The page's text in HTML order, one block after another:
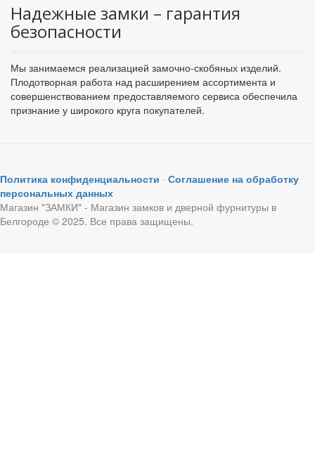
Надежные замки – гарантия
безопасности
Мы занимаемся реализацией замочно-скобяных изделий.
Плодотворная работа над расширением ассортимента и
совершенствованием предоставляемого сервиса обеспечила
признание у широкого круга покупателей.
Политика конфиденциальности · Соглашение на обработку
персональных данных
Магазин "ЗАМКИ" - Магазин замков и дверной фурнитуры в
Белгороде © 2025. Все права защищены.